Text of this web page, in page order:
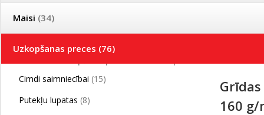
Maisi (34)
Uzkopšanas preces (76)
Cimdi saimniecībai (15)
Putekļu lupatas (8)
Reģistrējies un saņem pastāvīgu atlaidi!
Grīdas lupatas
160